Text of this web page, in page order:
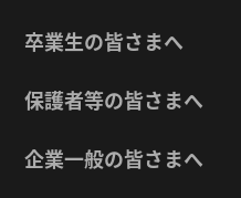
卒業生の皆さまへ
保護者等の皆さまへ
企業一般の皆さまへ